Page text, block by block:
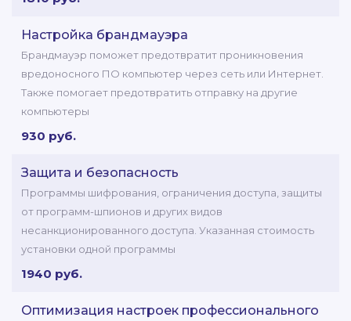
Настройка брандмауэра
Брандмауэр поможет предотвратит проникновения
вредоносного ПО компьютер через сеть или Интернет.
Также помогает предотвратить отправку на другие
компьютеры
930 руб.
Защита и безопасность
Программы шифрования, ограничения доступа, защиты
от программ-шпионов и других видов
несанкционированного доступа. Указанная стоимость
установки одной программы
1940 руб.
Оптимизация настроек профессионального